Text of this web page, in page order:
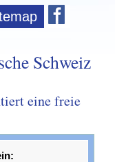
Schweiz
eine freie